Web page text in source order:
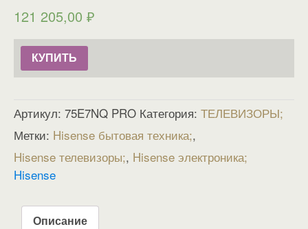
121 205,00 ₽
КУПИТЬ
Артикул: 75E7NQ PRO Категория: ТЕЛЕВИЗОРЫ
Метки: Hisense бытовая техника ,
Hisense телевизоры , Hisense электроника
Hisense
Описание